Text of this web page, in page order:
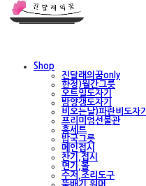
Shop
진달래의꿈only
한정)월간그릇
오트밀도자기
밤양갱도자기
비오는날)파란비도자기
프리미엄선물관
홈세트
밥국그릇
메인접시
찬기,접시
면기,볼
수저,조리도구
뚝배기,워머